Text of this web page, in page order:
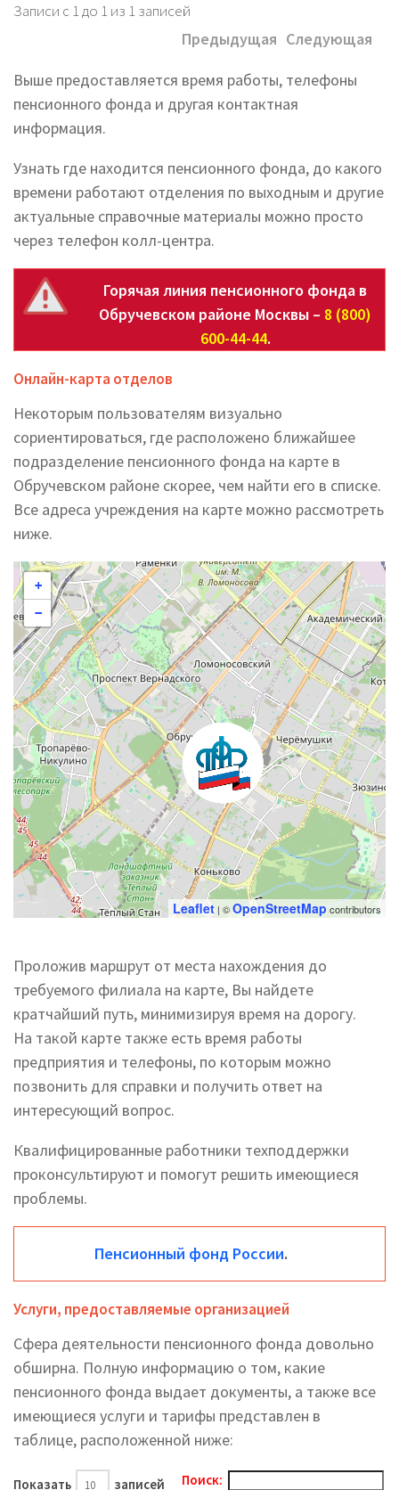
Записи с 1 до 1 из 1 записей
Предыдущая Следующая
Выше предоставляется время работы, телефоны
пенсионного фонда и другая контактная
информация.
Узнать где находится пенсионного фонда, до какого
времени работают отделения по выходным и другие
актуальные справочные материалы можно просто
через телефон колл-центра.
Горячая линия пенсионного фонда в
Обручевском районе Москвы – 8 (800)
600-44-44.
Онлайн-карта отделов
Некоторым пользователям визуально
сориентироваться, где расположено ближайшее
подразделение пенсионного фонда на карте в
Обручевском районе скорее, чем найти его в списке.
Все адреса учреждения на карте можно рассмотреть
ниже.
+
−
Leaflet | ©OpenStreetMap contributors
Проложив маршрут от места нахождения до
требуемого филиала на карте, Вы найдете
кратчайший путь, минимизируя время на дорогу.
На такой карте также есть время работы
предприятия и телефоны, по которым можно
позвонить для справки и получить ответ на
интересующий вопрос.
Квалифицированные работники техподдержки
проконсультируют и помогут решить имеющиеся
проблемы.
Пенсионный фонд России.
Услуги, предоставляемые организацией
Сфера деятельности пенсионного фонда довольно
обширна. Полную информацию о том, какие
пенсионного фонда выдает документы, а также все
имеющиеся услуги и тарифы представлен в
таблице, расположенной ниже:
Показать записей Поиск: